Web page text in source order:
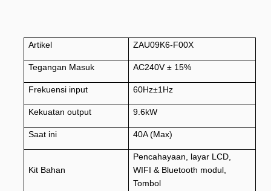
Artikel ZAU09K6-F00X
Tegangan Masuk AC240V ± 15%
Frekuensi input 60Hz±1Hz
Kekuatan output 9.6kW
Saat ini 40A (Max)
Kit Bahan
Pencahayaan, layar LCD,
WIFI & Bluetooth modul,
Tombol